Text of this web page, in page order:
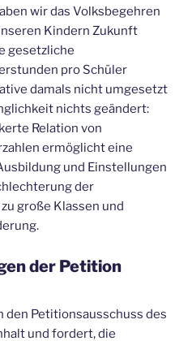
wir das Volksbegehren
Kindern Zukunft
gesetzliche
pro Schüler
damals nicht umgesetzt
nichts geändert:
Relation von
ermöglicht eine
und Einstellungen
der
große Klassen und
der Petition
den Petitionsausschuss des
und fordert, die